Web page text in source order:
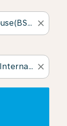
close
close